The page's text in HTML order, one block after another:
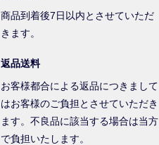
商品到着後7日以内とさせていただ
きます。
返品送料
お客様都合による返品につきまして
はお客様のご負担とさせていただき
ます。不良品に該当する場合は当方
で負担いたします。